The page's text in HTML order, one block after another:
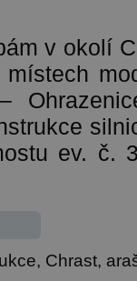
v okolí
ev. č.
Chrast,